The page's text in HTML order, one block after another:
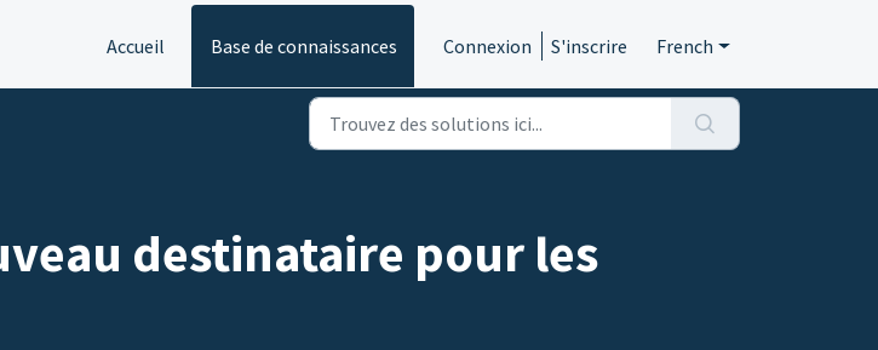
Accueil Base de connaissances Connexion S'inscrire French
destinataire pour les